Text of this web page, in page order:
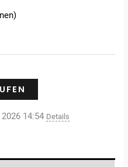
14:54 Details